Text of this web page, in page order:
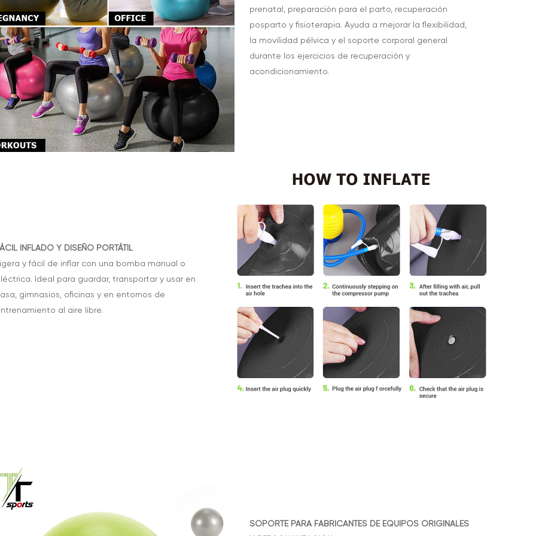
prenatal, preparación para el parto, recuperación
posparto y fisioterapia. Ayuda a mejorar la flexibilidad,
la movilidad pélvica y el soporte corporal general
durante los ejercicios de recuperación y
acondicionamiento.
INFLADO Y DISEÑO PORTÁTIL
y fácil de inflar con una bomba manual o
Ideal para guardar, transportar y usar en
gimnasios, oficinas y en entornos de
al aire libre.
SOPORTE PARA FABRICANTES DE EQUIPOS ORIGINALES